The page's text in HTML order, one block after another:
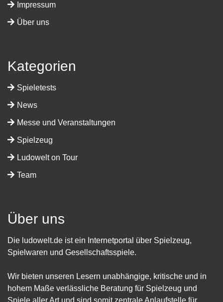
Impressum
Über uns
Kategorien
Spieletests
News
Messe und Veranstaltungen
Spielzeug
Ludowelt on Tour
Team
Über uns
Die ludowelt.de ist ein Internetportal über Spielzeug,
Spielwaren und Gesellschaftsspiele.
Wir bieten unseren Lesern unabhängige, kritische und in
hohem Maße verlässliche Beratung für Spielzeug und